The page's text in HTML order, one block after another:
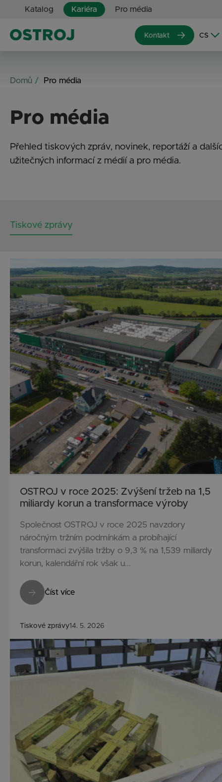
Katalog Kariéra Pro média
Kontakt
Domů Pro média
Pro média
Přehled tiskových zpráv, novinek, reportáží a
užitečných informací z médií a pro média.
Tiskové zprávy
OSTROJ v roce 2025: Zvýšení tržeb na 1,5
miliardy korun a transformace výroby
Společnost OSTROJ v roce 2025 navzdory
náročným tržním podmínkám a probíhající
transformaci zvýšila tržby o 9,3 % na 1,539 miliardy
korun, kalendářní rok však u...
Číst více
Tiskové zprávy14. 5. 2026